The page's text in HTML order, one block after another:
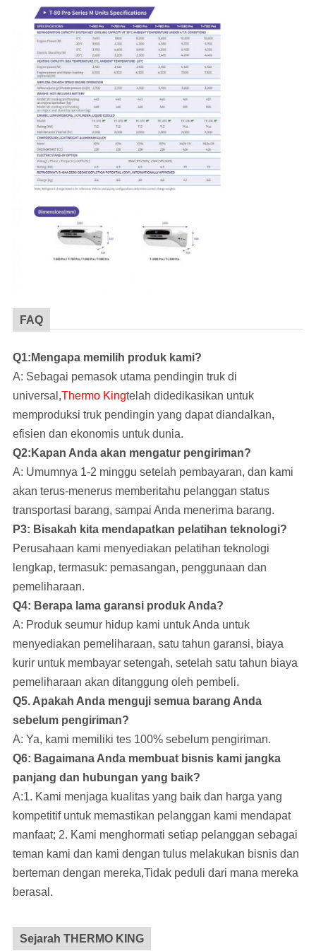
FAQ
Q1:Mengapa memilih produk kami?
A: Sebagai pemasok utama pendingin truk di
universal,Thermo Kingtelah didedikasikan untuk
memproduksi truk pendingin yang dapat diandalkan,
efisien dan ekonomis untuk dunia.
Q2:Kapan Anda akan mengatur pengiriman?
A: Umumnya 1-2 minggu setelah pembayaran, dan kami
akan terus-menerus memberitahu pelanggan status
transportasi barang, sampai Anda menerima barang.
P3: Bisakah kita mendapatkan pelatihan teknologi?
Perusahaan kami menyediakan pelatihan teknologi
lengkap, termasuk: pemasangan, penggunaan dan
pemeliharaan.
Q4: Berapa lama garansi produk Anda?
A: Produk seumur hidup kami untuk Anda untuk
menyediakan pemeliharaan, satu tahun garansi, biaya
kurir untuk membayar setengah, setelah satu tahun biaya
pemeliharaan akan ditanggung oleh pembeli.
Q5. Apakah Anda menguji semua barang Anda
sebelum pengiriman?
A: Ya, kami memiliki tes 100% sebelum pengiriman.
Q6: Bagaimana Anda membuat bisnis kami jangka
panjang dan hubungan yang baik?
A:1. Kami menjaga kualitas yang baik dan harga yang
kompetitif untuk memastikan pelanggan kami mendapat
manfaat; 2. Kami menghormati setiap pelanggan sebagai
teman kami dan kami dengan tulus melakukan bisnis dan
berteman dengan mereka,Tidak peduli dari mana mereka
berasal.
Sejarah THERMO KING